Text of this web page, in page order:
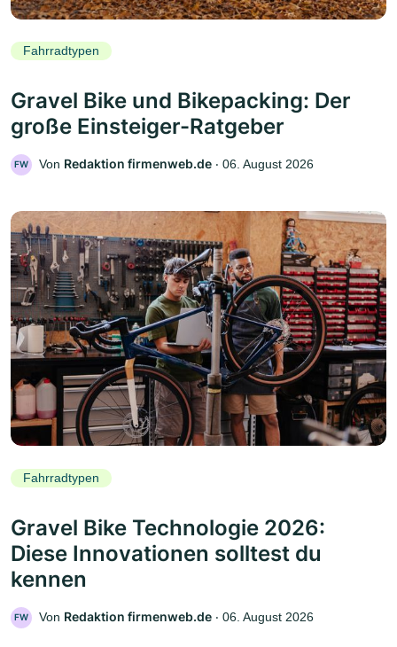
Fahrradtypen
Gravel Bike und Bikepacking: Der
große Einsteiger-Ratgeber
FW Von Redaktion firmenweb.de ‧ 06. August 2026
Fahrradtypen
Gravel Bike Technologie 2026:
Diese Innovationen solltest du
kennen
FW Von Redaktion firmenweb.de ‧ 06. August 2026